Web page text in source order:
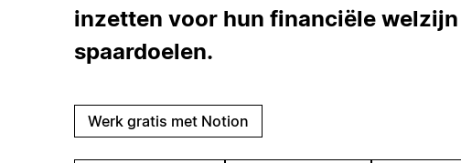
inzetten voor hun financiële
spaardoelen.
Werk gratis met Notion